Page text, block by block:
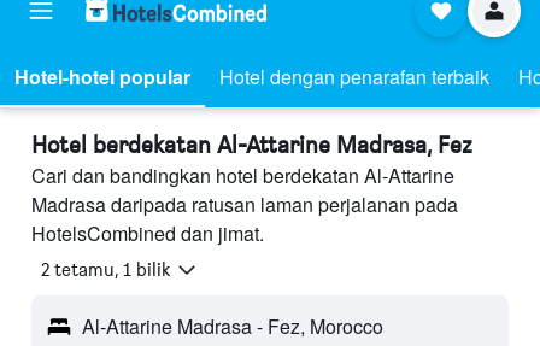
Hotel-hotel popular Hotel dengan penarafan terbaik
Hotel berdekatan Al-Attarine Madrasa, Fez
Cari dan bandingkan hotel berdekatan Al-Attarine
Madrasa daripada ratusan laman perjalanan pada
HotelsCombined dan jimat.
2 tetamu, 1 bilik
Al-Attarine Madrasa - Fez, Morocco